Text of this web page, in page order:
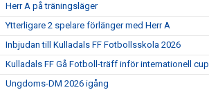
Herr A på träningsläger
Ytterligare 2 spelare förlänger med Herr A
Inbjudan till Kulladals FF Fotbollsskola 2026
Kulladals FF Gå Fotboll-träff inför internationell cup
Ungdoms-DM 2026 igång